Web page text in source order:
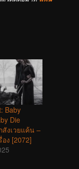
Baby
Die
สังเวยแค้น –
ง [2072]